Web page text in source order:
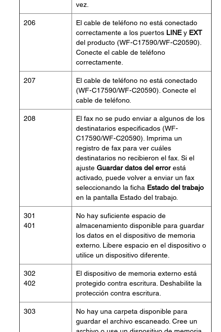
vez.
206
El cable de teléfono no está conectado
correctamente a los puertos LINEy EXT
del producto (WF-C17590/WF-C20590).
Conecte el cable de teléfono
correctamente.
207
El cable de teléfono no está conectado
(WF-C17590/WF-C20590). Conecte el
cable de teléfono.
208
El fax no se pudo enviar a algunos de los
destinatarios especificados (WF-
C17590/WF-C20590). Imprima un
registro de fax para ver cuáles
destinatarios no recibieron el fax. Si el
ajuste Guardar datos del errorestá
activado, puede volver a enviar un fax
seleccionando la ficha Estado del trabajo
en la pantalla Estado del trabajo.
301
401
No hay suficiente espacio de
almacenamiento disponible para guardar
los datos en el dispositivo de memoria
externo. Libere espacio en el dispositivo o
utilice un dispositivo diferente.
302
402
El dispositivo de memoria externo está
protegido contra escritura. Deshabilite la
protección contra escritura.
303
No hay una carpeta disponible para
guardar el archivo escaneado. Cree un